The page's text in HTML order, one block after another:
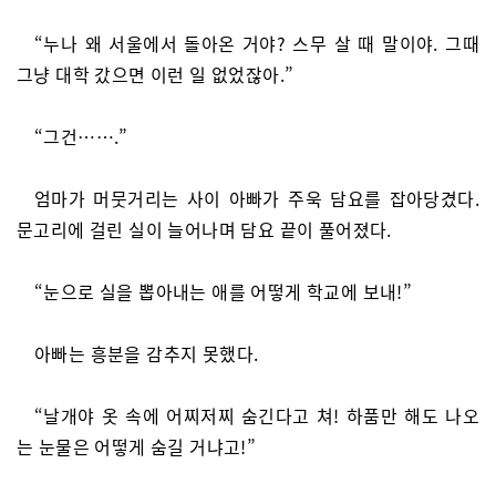
“누나 왜 서울에서 돌아온 거야? 스무 살 때 말이야. 그때
그냥 대학 갔으면 이런 일 없었잖아.”
“그건…….”
엄마가 머뭇거리는 사이 아빠가 주욱 담요를 잡아당겼다.
문고리에 걸린 실이 늘어나며 담요 끝이 풀어졌다.
“눈으로 실을 뽑아내는 애를 어떻게 학교에 보내!”
아빠는 흥분을 감추지 못했다.
“날개야 옷 속에 어찌저찌 숨긴다고 쳐! 하품만 해도 나오
는 눈물은 어떻게 숨길 거냐고!”